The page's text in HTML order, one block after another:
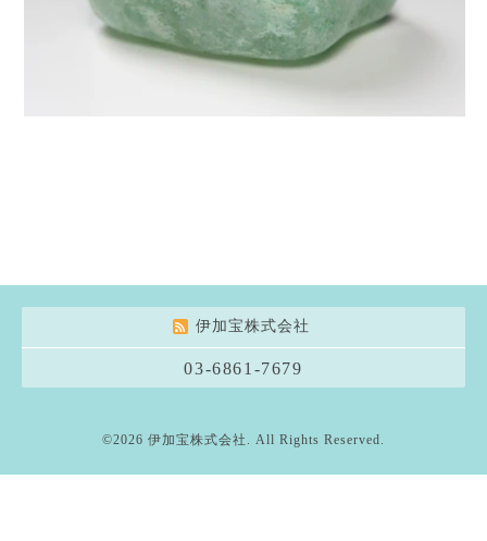
伊加宝株式会社
03-6861-7679
©2026 伊加宝株式会社 . All Rights Reserved.